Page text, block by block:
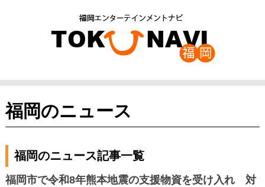
福岡のニュース
福岡のニュース記事一覧
福岡市で令和8年熊本地震の支援物資を受け入れ 対